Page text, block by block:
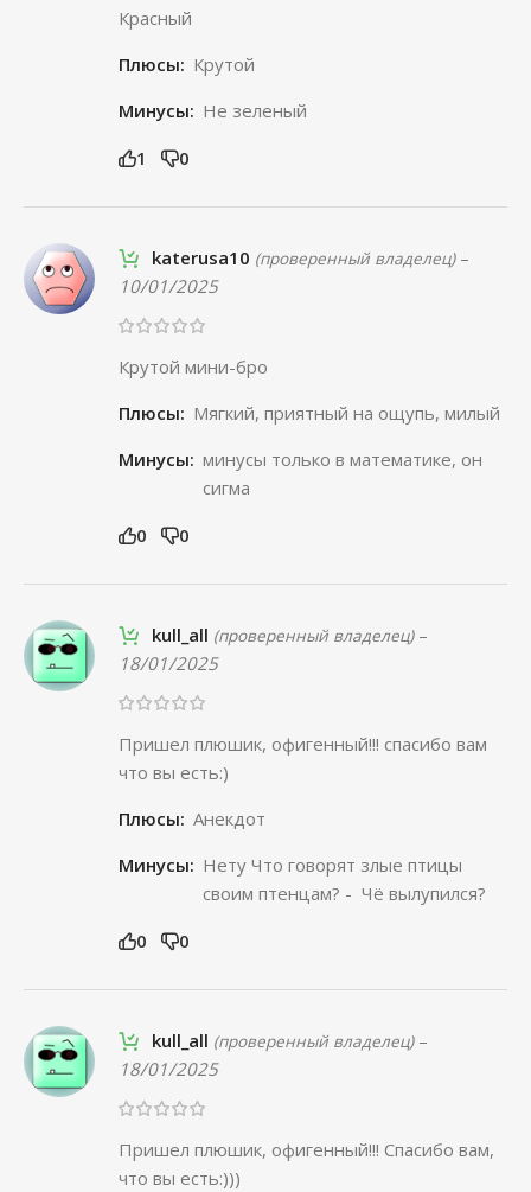
Красный
Плюсы: Крутой
Минусы: Не зеленый
1 0
katerusa10 (проверенный владелец) –
10/01/2025
Крутой мини-бро
Плюсы: Мягкий, приятный на ощупь, милый
Минусы: минусы только в математике, он
сигма
0 0
kull_all (проверенный владелец) –
18/01/2025
Пришел плюшик, офигенный!!! спасибо вам
что вы есть:)
Плюсы: Анекдот
Минусы: Нету Что говорят злые птицы
своим птенцам? - Чё вылупился?
0 0
kull_all (проверенный владелец) –
18/01/2025
Пришел плюшик, офигенный!!! Спасибо вам,
что вы есть:)))